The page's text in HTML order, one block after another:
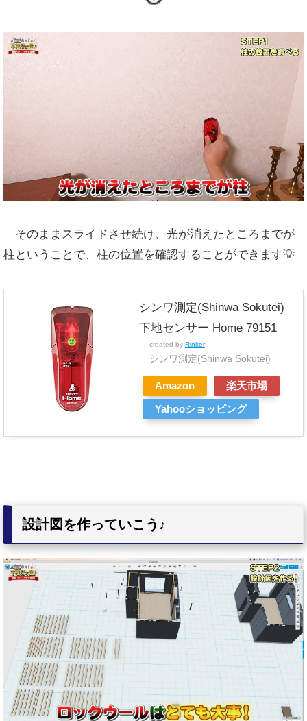
そのままスライドさせ続け、光が消えたところまでが
柱ということで、柱の位置を確認することができます💡
シンワ測定(Shinwa Sokutei)
下地センサー Home 79151
created by Rinker
シンワ測定(Shinwa Sokutei)
Amazon
楽天市場
Yahooショッピング
設計図を作っていこう♪